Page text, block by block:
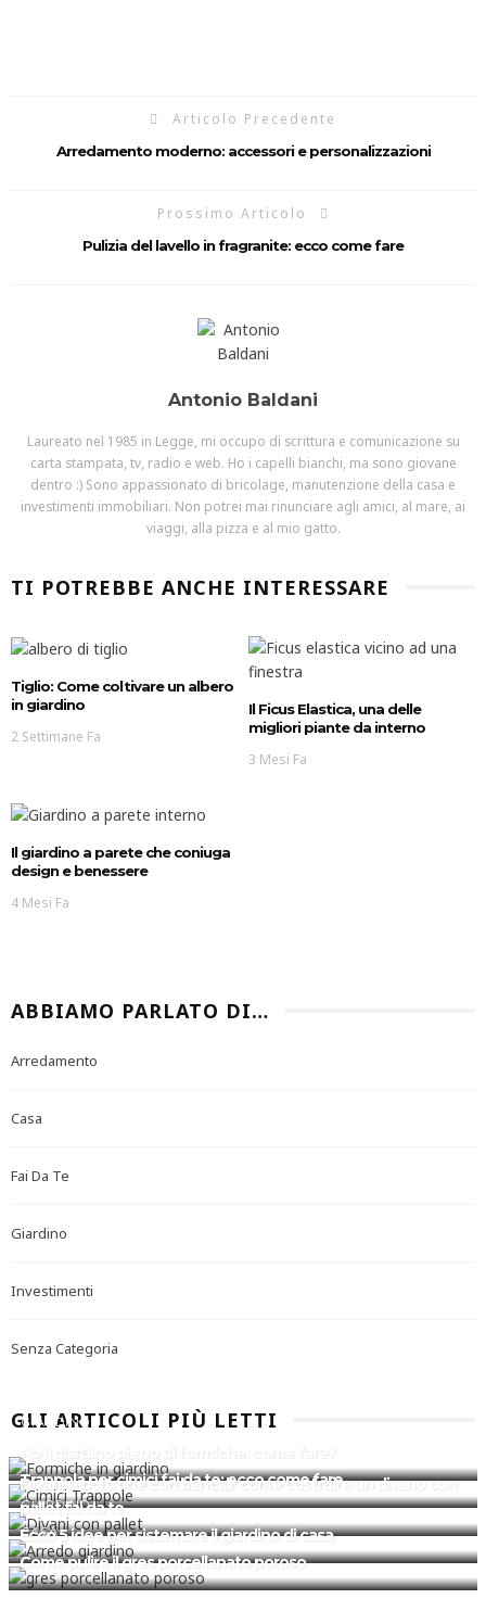
Articolo Precedente
Arredamento moderno: accessori e personalizzazioni
Prossimo Articolo
Pulizia del lavello in fragranite: ecco come fare
Antonio Baldani
Laureato nel 1985 in Legge, mi occupo di scrittura e comunicazione su
carta stampata, tv, radio e web. Ho i capelli bianchi, ma sono giovane
dentro :) Sono appassionato di bricolage, manutenzione della casa e
investimenti immobiliari. Non potrei mai rinunciare agli amici, al mare, ai
viaggi, alla pizza e al mio gatto.
TI POTREBBE ANCHE INTERESSARE
Tiglio: Come coltivare un albero
in giardino
2 Settimane Fa
Il Ficus Elastica, una delle
migliori piante da interno
3 Mesi Fa
Il giardino a parete che coniuga
design e benessere
4 Mesi Fa
ABBIAMO PARLATO DI…
Arredamento
Casa
Fai Da Te
Giardino
Investimenti
Senza Categoria
GLI ARTICOLI PIÙ LETTI
GIARDINO
Ho il giardino pieno di formiche: come fare?
FAI DA TE
Trappola per cimici fai da te: ecco come fare
Divani e poltrone con bancali: come costruire un divano con
pallet fai da te
GIARDINO
Ecco 5 idee per sistemare il giardino di casa
CASA
Come pulire il gres porcellanato poroso